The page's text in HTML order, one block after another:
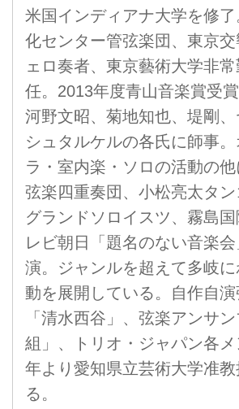
米国インディアナ大学を修
化センター管弦楽団、東京
ェロ奏者、東京藝術大学非
任。2013年度青山音楽賞受
河野文昭、菊地知也、堤剛、
シュタルケルの各氏に師事。
ラ・室内楽・ソロの活動の
弦楽四重奏団、小松亮太タ
グランドソロイスツ、霧島
レビ朝日「題名のない音楽
演。ジャンルを超えて多岐
動を展開している。自作自演
「清水西谷」、弦楽アンサ
組」、トリオ・ジャパン各
年より愛知県立芸術大学准
る。